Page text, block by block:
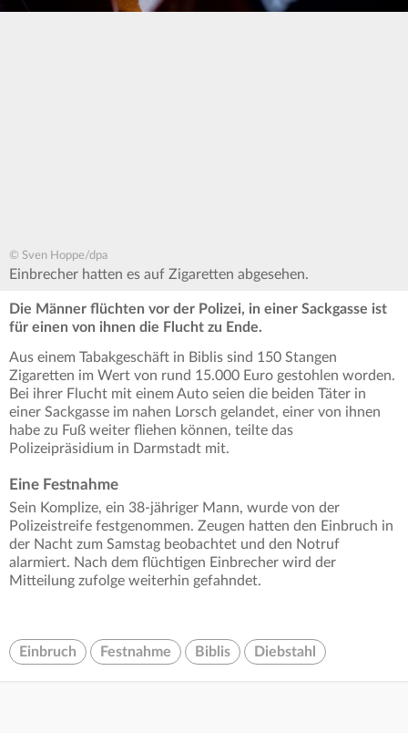
© Sven Hoppe/dpa
Einbrecher hatten es auf Zigaretten abgesehen.
Die Männer flüchten vor der Polizei, in einer Sackgasse ist
für einen von ihnen die Flucht zu Ende.
Aus einem Tabakgeschäft in Biblis sind 150 Stangen
Zigaretten im Wert von rund 15.000 Euro gestohlen worden.
Bei ihrer Flucht mit einem Auto seien die beiden Täter in
einer Sackgasse im nahen Lorsch gelandet, einer von ihnen
habe zu Fuß weiter fliehen können, teilte das
Polizeipräsidium in Darmstadt mit.
Eine Festnahme
Sein Komplize, ein 38-jähriger Mann, wurde von der
Polizeistreife festgenommen. Zeugen hatten den Einbruch in
der Nacht zum Samstag beobachtet und den Notruf
alarmiert. Nach dem flüchtigen Einbrecher wird der
Mitteilung zufolge weiterhin gefahndet.
Einbruch Festnahme Biblis Diebstahl